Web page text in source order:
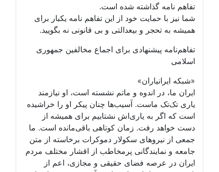
تفاهم نامه گذاشته شده است.
شما نیز با حمایت خود از این تفاهم نامه یکبار برای
همیشه به تحجر و بیعدالتی و بی قانونی نه بگویید.
تفاهم‌نامه پیشنهادی برای اجماع مخالفین جمهوری
اسلامی
«شبکه ایرانیاران»
ایران ما، در اندوه و ماتم نشسته است، او نیازمند
یاری تک‌تک ماست. آسیب‌ها چنان پیکر او را خراشیده
است که اگر به یاری‌اش نشتابیم برای همیشه از
دست خواهد رفت. زمان کوتاهی باقی‌مانده است. ما
جمعی از نیروهای سکولار دموکرات برخاسته از متن
جامعه و نمایندگانی پرمخاطب از اقشار مختلف مردم
ایران در عرصه فضای حقیقی و مجازی، اعم از